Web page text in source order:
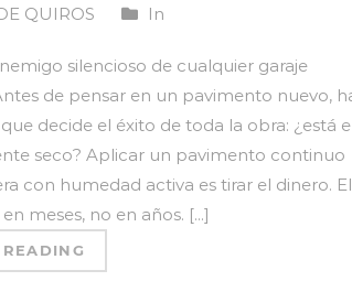
QUIROS In
silencioso de cualquier garaje
de pensar en un pavimento nuevo,
decide el éxito de toda la obra: ¿está
seco? Aplicar un pavimento continuo
con humedad activa es tirar el dinero. El
meses, no en años. [...]